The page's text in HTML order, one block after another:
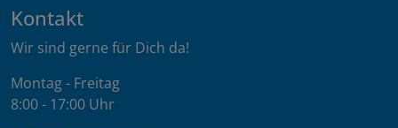
Kontakt
Wir sind gerne für Dich da!
Montag - Freitag
8:00 - 17:00 Uhr